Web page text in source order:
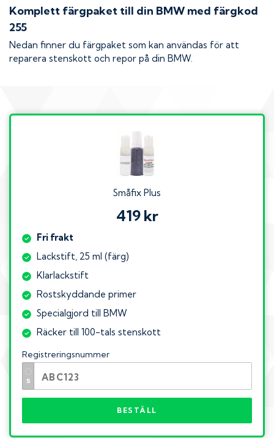
Komplett färgpaket till din BMW med färgkod
255
Nedan finner du färgpaket som kan användas för att
reparera stenskott och repor på din BMW.
Småfix Plus
419 kr
Fri frakt
Lackstift, 25 ml (färg)
Klarlackstift
Rostskyddande primer
Specialgjord till BMW
Räcker till 100-tals stenskott
Registreringsnummer
BESTÄLL